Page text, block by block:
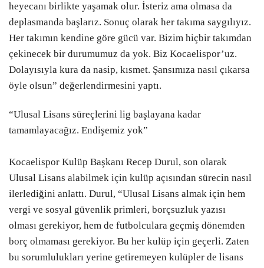
heyecanı birlikte yaşamak olur. İsteriz ama olmasa da
deplasmanda başlarız. Sonuç olarak her takıma saygılıyız.
Her takımın kendine göre gücü var. Bizim hiçbir takımdan
çekinecek bir durumumuz da yok. Biz Kocaelispor’uz.
Dolayısıyla kura da nasip, kısmet. Şansımıza nasıl çıkarsa
öyle olsun” değerlendirmesini yaptı.
“Ulusal Lisans süreçlerini lig başlayana kadar
tamamlayacağız. Endişemiz yok”
Kocaelispor Kulüp Başkanı Recep Durul, son olarak
Ulusal Lisans alabilmek için kulüp açısından sürecin nasıl
ilerlediğini anlattı. Durul, “Ulusal Lisans almak için hem
vergi ve sosyal güvenlik primleri, borçsuzluk yazısı
olması gerekiyor, hem de futbolculara geçmiş dönemden
borç olmaması gerekiyor. Bu her kulüp için geçerli. Zaten
bu sorumlulukları yerine getiremeyen kulüpler de lisans